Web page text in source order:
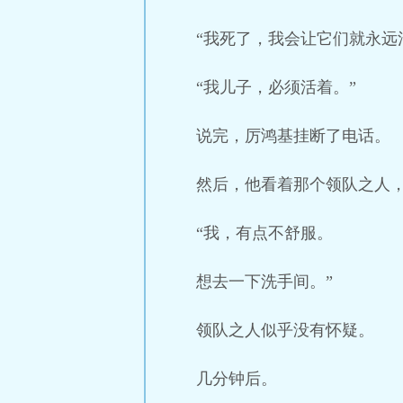
“我死了，我会让它们就永远
“我儿子，必须活着。”
说完，厉鸿基挂断了电话。
然后，他看着那个领队之人
“我，有点不舒服。
想去一下洗手间。”
领队之人似乎没有怀疑。
几分钟后。